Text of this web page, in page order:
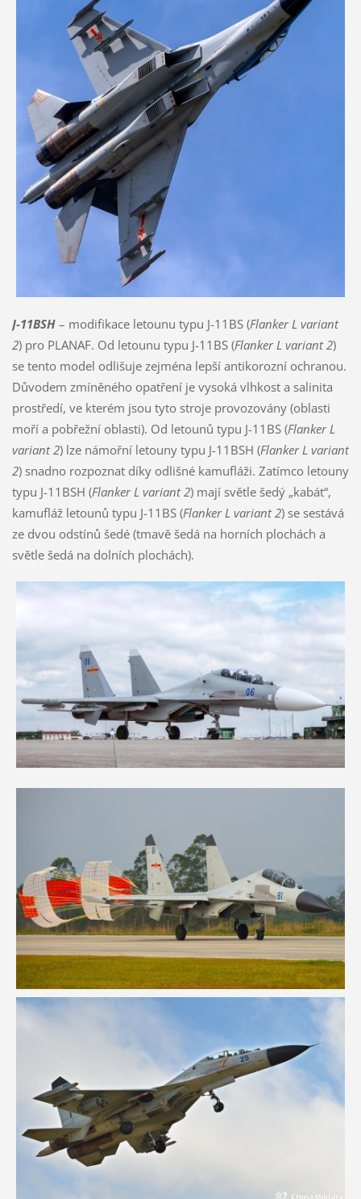
J-11BSH– modifikace letounu typu J-11BS (Flanker L variant
2) pro PLANAF. Od letounu typu J-11BS (Flanker L variant 2)
se tento model odlišuje zejména lepší antikorozní ochranou.
Důvodem zmíněného opatření je vysoká vlhkost a salinita
prostředí, ve kterém jsou tyto stroje provozovány (oblasti
moří a pobřežní oblasti). Od letounů typu J-11BS (Flanker L
variant 2) lze námořní letouny typu J-11BSH (Flanker L variant
2) snadno rozpoznat díky odlišné kamufláži. Zatímco letouny
typu J-11BSH (Flanker L variant 2) mají světle šedý „kabát“,
kamufláž letounů typu J-11BS (Flanker L variant 2) se sestává
ze dvou odstínů šedé (tmavě šedá na horních plochách a
světle šedá na dolních plochách).